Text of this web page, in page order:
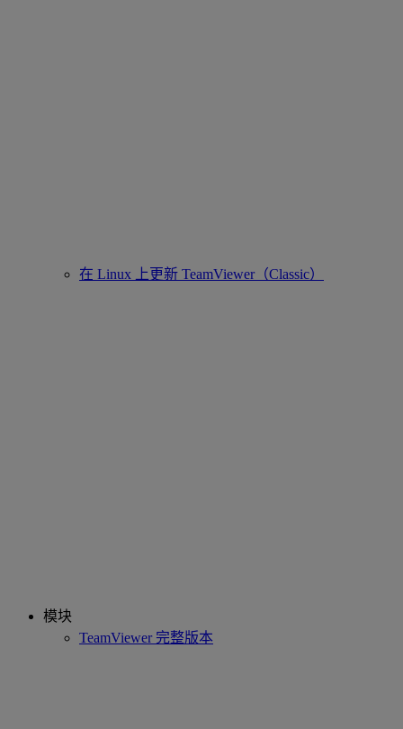
在 Linux 上更新 TeamViewer（Classic）
模块
TeamViewer 完整版本